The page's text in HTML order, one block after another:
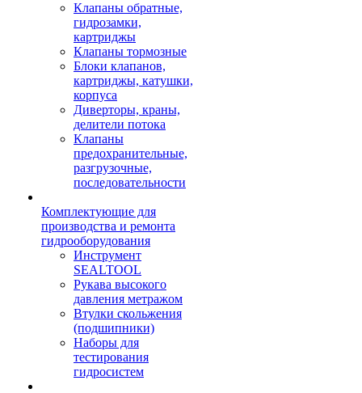
Клапаны обратные,
гидрозамки,
картриджы
Клапаны тормозные
Блоки клапанов,
картриджы, катушки,
корпуса
Диверторы, краны,
делители потока
Клапаны
предохранительные,
разгрузочные,
последовательности
Комплектующие для
производства и ремонта
гидрооборудования
Инструмент
SEALTOOL
Рукава высокого
давления метражом
Втулки скольжения
(подшипники)
Наборы для
тестирования
гидросистем